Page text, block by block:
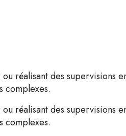
réalisant des supervisions
complexes.
réalisant des supervisions
complexes.